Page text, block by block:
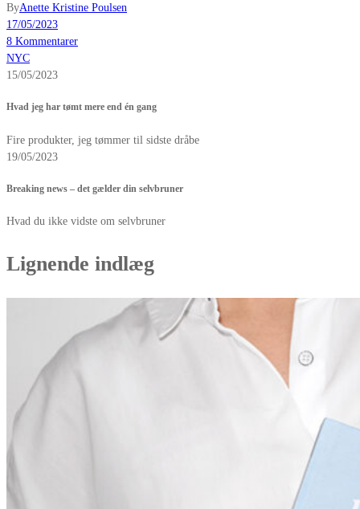
ByAnette Kristine Poulsen
17/05/2023
8 Kommentarer
NYC
15/05/2023
Hvad jeg har tømt mere end én gang
Fire produkter, jeg tømmer til sidste dråbe
19/05/2023
Breaking news – det gælder din selvbruner
Hvad du ikke vidste om selvbruner
Lignende indlæg